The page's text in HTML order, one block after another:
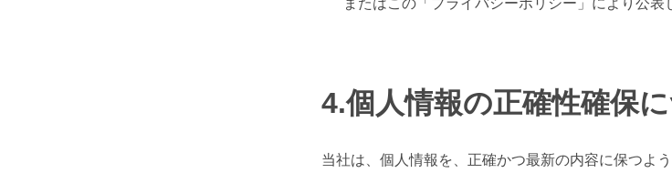
またはこの「プライバシーポリシー」により公表
4.個人情報の正確性確保
当社は、個人情報を、正確かつ最新の内容に保つよう